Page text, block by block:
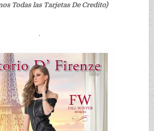
Todas las Tarjetas De Credito)
.